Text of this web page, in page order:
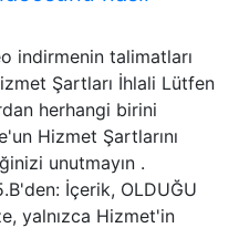
indirmenin talimatları
Şartları İhlali Lütfen
herhangi birini
Hizmet Şartlarını
unutmayın .
İçerik, OLDUĞU
yalnızca Hizmet'in